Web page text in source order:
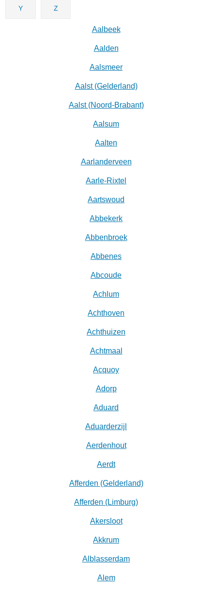
Y Z
Aalbeek
Aalden
Aalsmeer
Aalst (Gelderland)
Aalst (Noord-Brabant)
Aalsum
Aalten
Aarlanderveen
Aarle-Rixtel
Aartswoud
Abbekerk
Abbenbroek
Abbenes
Abcoude
Achlum
Achthoven
Achthuizen
Achtmaal
Acquoy
Adorp
Aduard
Aduarderzijl
Aerdenhout
Aerdt
Afferden (Gelderland)
Afferden (Limburg)
Akersloot
Akkrum
Alblasserdam
Alem